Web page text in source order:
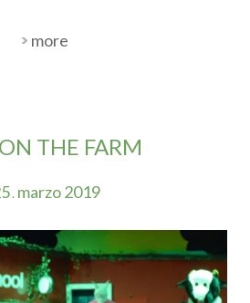
more
THE FARM
. marzo2019